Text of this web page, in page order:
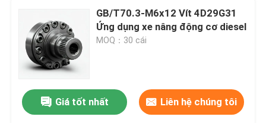
Video
Tham quan nhà máy
GB/T70.3-M6x12 Vít 4D29G31
Ứng dụng xe nâng động cơ diesel
MOQ：30 cái
Giá tốt nhất Liên hệ chúng tôi